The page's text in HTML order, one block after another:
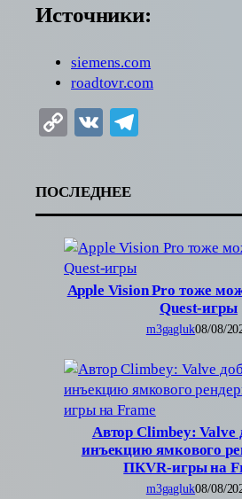
Источники:
siemens.com
roadtovr.com
Copy
VK
ПОСЛЕДНЕЕ
Apple Vision Pro тоже
Quest-игры
m3gagluk08/08/
Автор Climbey: Valve
инъекцию ямкового
ПКVR-игры на
m3gagluk08/08/